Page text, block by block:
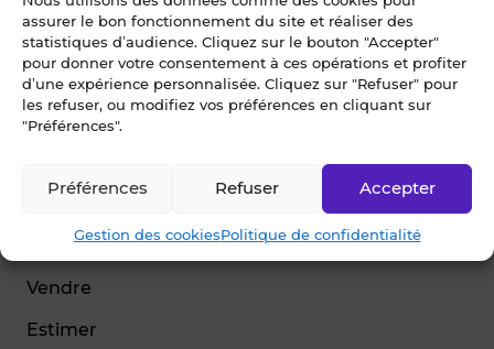
assurer le bon fonctionnement du site et réaliser des
statistiques d’audience. Cliquez sur le bouton "Accepter"
pour donner votre consentement à ces opérations et profiter
d’une expérience personnalisée. Cliquez sur "Refuser" pour
les refuser, ou modifiez vos préférences en cliquant sur
"Préférences".
Accepter
Refuser
Préférences
Gestion des cookiesPolitique de confidentialité
© Blot 2026
NAVIGATION
Vendre
Estimer